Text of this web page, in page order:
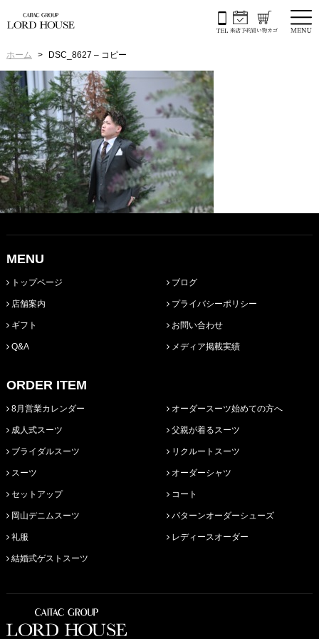
ホーム DSC_8627 – コピー
MENU
トップページ
店舗案内
ギフト
Q&A
ブログ
プライバシーポリシー
お問い合わせ
メディア掲載実績
ORDER ITEM
8月営業カレンダー
成人式スーツ
ブライダルスーツ
スーツ
セットアップ
岡山デニムスーツ
礼服
結婚式ゲストスーツ
オーダースーツ始めての方へ
父親が着るスーツ
リクルートスーツ
オーダーシャツ
コート
パターンオーダーシューズ
レディースオーダー